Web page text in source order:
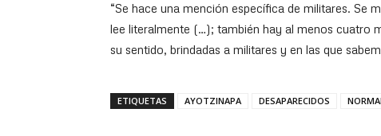
“Se hace una mención específica de militares. Se
lee literalmente (…); también hay al menos cuatro
su sentido, brindadas a militares y en las que
ETIQUETAS AYOTZINAPA DESAPARECIDOS